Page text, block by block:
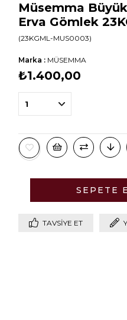
Müsemma
Erva Gömlek
(23KGML-MUS0003)
Marka : MÜSEMMA
₺1.400,00
TAVSIYE ET